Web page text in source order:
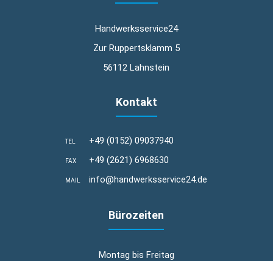
Handwerksservice24
Zur Ruppertsklamm 5
56112 Lahnstein
Kontakt
TEL +49 (0152) 09037940
FAX +49 (2621) 6968630
MAIL info@handwerksservice24.de
Bürozeiten
Montag bis Freitag